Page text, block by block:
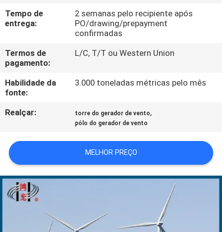
CONTROLE
QUALIDADE
CONTACTE-
NOS
PEÇA
UMAS
CITAÇÕES
Tempo de
entrega:
2 semanas pelo recipiente após
PO/drawing/prepayment
confirmadas
Termos de
pagamento:
L/C, T/T ou Western Union
Habilidade da
fonte:
3.000 toneladas métricas pelo mês
Realçar: torre do gerador de vento,
pólo do gerador de vento
MELHOR PREÇO